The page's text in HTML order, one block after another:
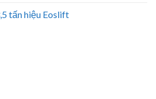
tấn hiệu Eoslift